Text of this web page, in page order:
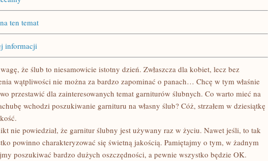
ten temat
informacji
że ślub to niesamowicie istotny dzień. Zwłaszcza dla kobiet, lecz bez
wątpliwości nie można za bardzo zapominać o panach… Chcę w tym właśnie
przestawić dla zainteresowanych temat garniturów ślubnych. Co warto mieć na
wchodzi poszukiwanie garnituru na własny ślub? Cóż, strzałem w dziesiątkę
nie powiedział, że garnitur ślubny jest używany raz w życiu. Nawet jeśli, to tak
powinno charakteryzować się świetną jakością. Pamiętajmy o tym, w żadnym
poszukiwać bardzo dużych oszczędności, a pewnie wszystko będzie OK.